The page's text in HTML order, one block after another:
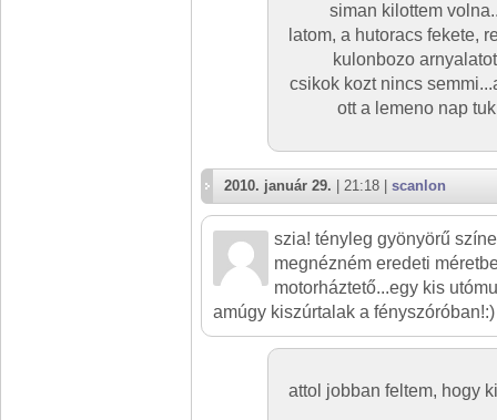
siman kilottem
latom, a hutoracs fekete,
kulonbozo
csikok kozt nincs
ott a lemeno nap
2010. január 29. | 21:18 | scanlon
szia! tényleg gyönyörű
megnézném eredeti
motorháztető...egy kis
amúgy kiszúrtalak a
attol jobban feltem, hogy